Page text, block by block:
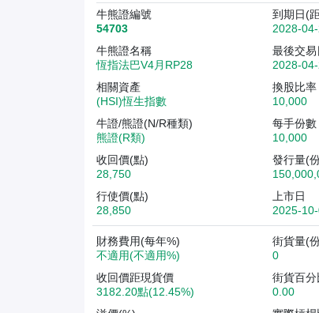
牛熊證編號
54703
到期日(
2028-
牛熊證名稱
恆指法巴V4月RP28
最後交易
2028-
相關資產
(HSI)恆生指數
換股比率
10,000
牛證/熊證(N/R種類)
熊證(R類)
每手份數
10,000
收回價(點)
28,750
發行量(
行使價(點)
28,850
上市日
2025-
財務費用(每年%)
不適用(不適用%)
街貨量(
0
收回價距現貨價
3182.20點(12.45%)
街貨百分
0.00